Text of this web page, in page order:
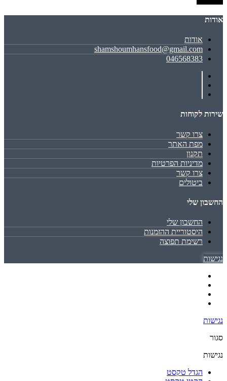
אודות
אודות
shamshoumhansfood@gmail.com
046568383
שירות לקוחות
צרו קשר
מפת האתר
תקנון
מדיניות הפרטיות
צרו קשר
ביטולים
החשבון שלי
החשבון שלי
היסטוריית ההזמנות
רשימת תפוצה
נגישות
נגישות
סגור
נגישות
הגדל טקסט